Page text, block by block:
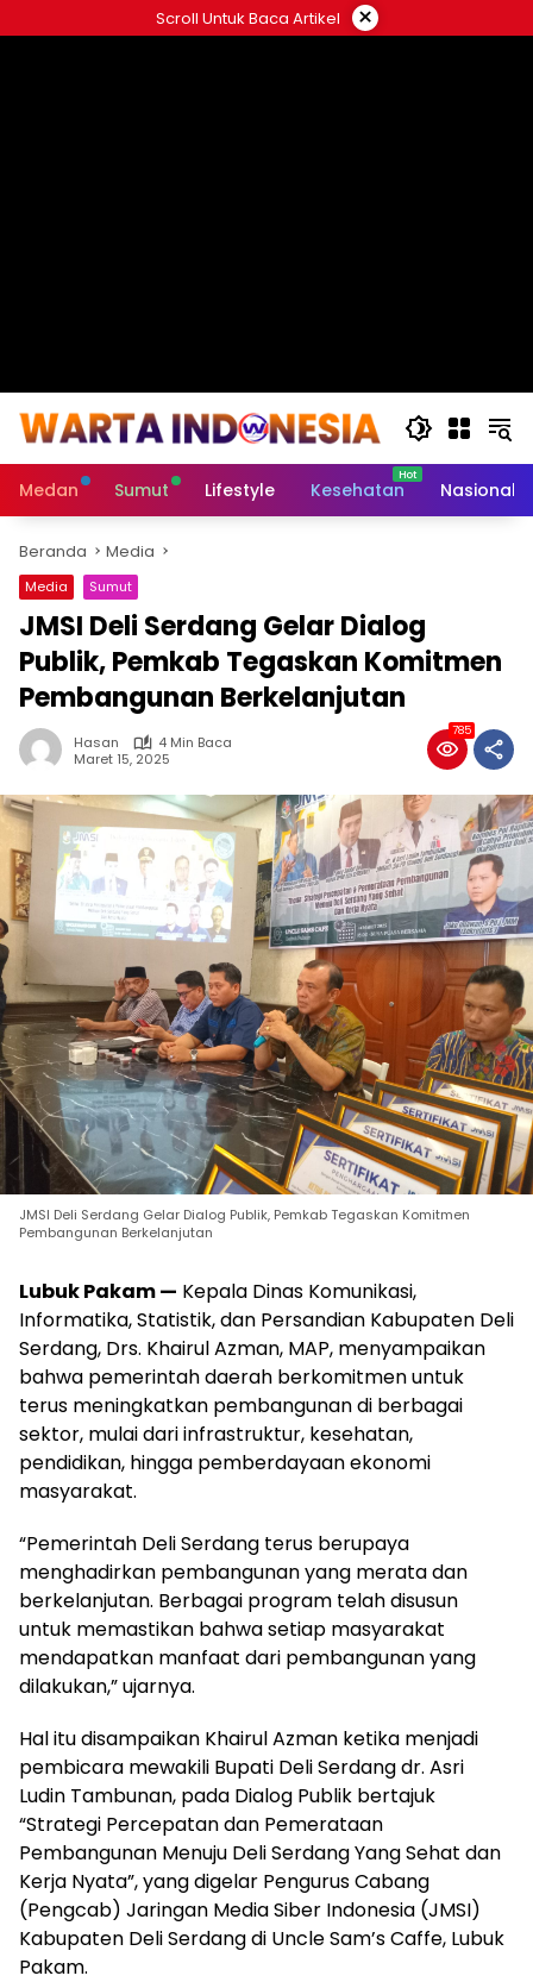
ke
Scroll Untuk Baca Artikel ×
Medan Sumut Lifestyle Kesehatan Nasional
Beranda Media
Media Sumut
JMSI Deli Serdang Gelar Dialog
Publik, Pemkab Tegaskan Komitmen
Pembangunan Berkelanjutan
Hasan
4 Min Baca
Maret 15, 2025
785
JMSI Deli Serdang Gelar Dialog Publik, Pemkab Tegaskan Komitmen
Pembangunan Berkelanjutan
Lubuk Pakam — Kepala Dinas Komunikasi,
Informatika, Statistik, dan Persandian Kabupaten Deli
Serdang, Drs. Khairul Azman, MAP, menyampaikan
bahwa pemerintah daerah berkomitmen untuk
terus meningkatkan pembangunan di berbagai
sektor, mulai dari infrastruktur, kesehatan,
pendidikan, hingga pemberdayaan ekonomi
masyarakat.
“Pemerintah Deli Serdang terus berupaya
menghadirkan pembangunan yang merata dan
berkelanjutan. Berbagai program telah disusun
untuk memastikan bahwa setiap masyarakat
mendapatkan manfaat dari pembangunan yang
dilakukan,” ujarnya.
Hal itu disampaikan Khairul Azman ketika menjadi
pembicara mewakili Bupati Deli Serdang dr. Asri
Ludin Tambunan, pada Dialog Publik bertajuk
“Strategi Percepatan dan Pemerataan
Pembangunan Menuju Deli Serdang Yang Sehat dan
Kerja Nyata”, yang digelar Pengurus Cabang
(Pengcab) Jaringan Media Siber Indonesia (JMSI)
Kabupaten Deli Serdang di Uncle Sam’s Caffe, Lubuk
Pakam.